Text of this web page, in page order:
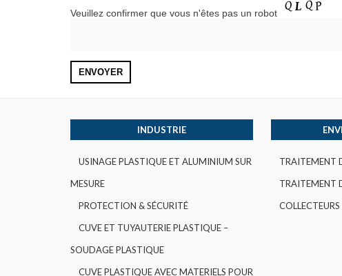
Veuillez confirmer que vous n'êtes pas un robot
INDUSTRIE
USINAGE PLASTIQUE ET ALUMINIUM SUR
MESURE
PROTECTION & SÉCURITÉ
CUVE ET TUYAUTERIE PLASTIQUE –
SOUDAGE PLASTIQUE
CUVE PLASTIQUE AVEC MATERIELS POUR
TRAITEMENT
TRAITEMENT